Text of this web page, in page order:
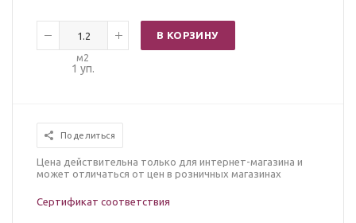
м2
1 уп.
В КОРЗИНУ
Поделиться
Цена действительна только для интернет-магазина и
может отличаться от цен в розничных магазинах
Сертификат соответствия